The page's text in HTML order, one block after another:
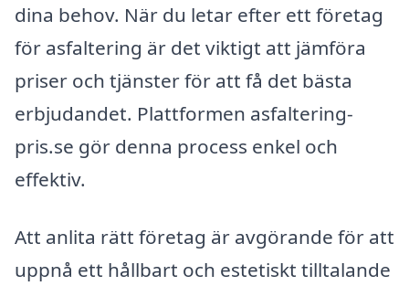
dina behov. När du letar efter ett företag
för asfaltering är det viktigt att jämföra
priser och tjänster för att få det bästa
erbjudandet. Plattformen asfaltering-
pris.se gör denna process enkel och
effektiv.
Att anlita rätt företag är avgörande för att
uppnå ett hållbart och estetiskt tilltalande